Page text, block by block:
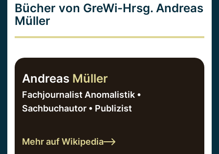
Bücher von GreWi-Hrsg. Andreas
Müller
Andreas Müller
Fachjournalist Anomalistik •
Sachbuchautor • Publizist
Mehr auf Wikipedia